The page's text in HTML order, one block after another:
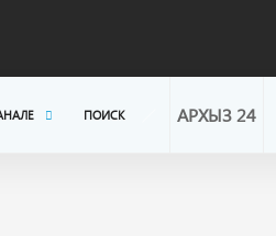
АРХЫЗ 24
ПОИСК